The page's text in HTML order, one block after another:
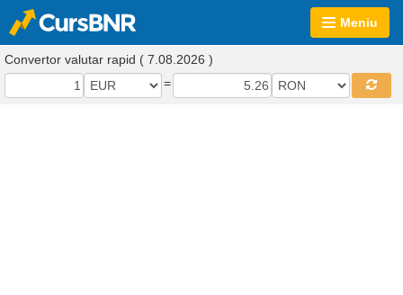
Meniu
Convertor valutar rapid ( 7.08.2026 )
=